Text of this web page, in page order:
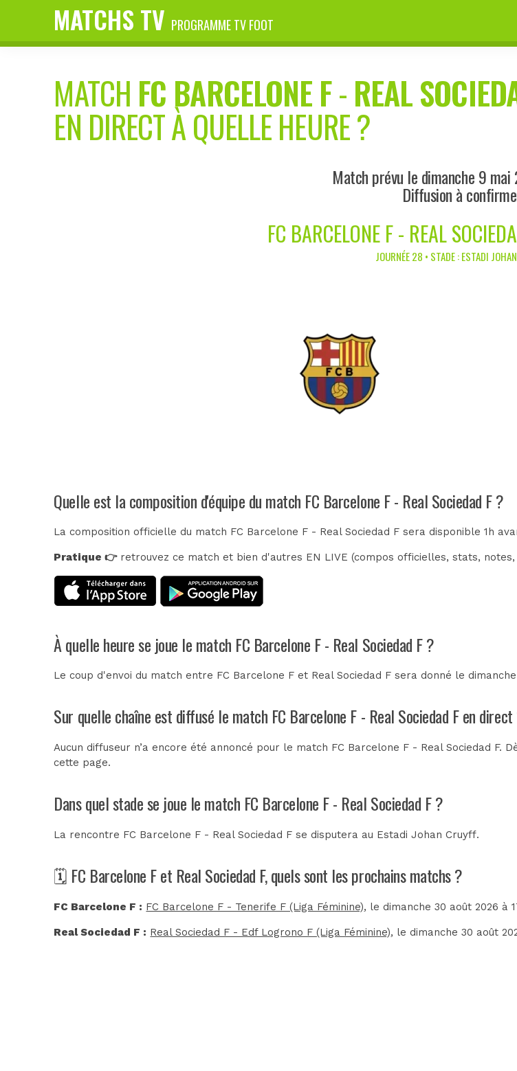
MATCHS TV PROGRAMME TV FOOT
MATCH FC BARCELONE F-REAL
EN DIRECT À QUELLE HEURE ?
Match prévu le dimanche 9 mai
Diffusion à
FC BARCELONE F - REAL
JOURNÉE 28 • STADE : ESTADI
Quelle est la composition d'équipe du match FC Barcelone F - Real Sociedad F ?
La composition officielle du match FC Barcelone F - Real Sociedad F sera disponible 1h
Pratique 👉retrouvez ce match et bien d'autres EN LIVE (compos officielles, stats, notes,
À quelle heure se joue le match FC Barcelone F - Real Sociedad F ?
Le coup d'envoi du match entre FC Barcelone F et Real Sociedad F sera donné le
Sur quelle chaîne est diffusé le match FC Barcelone F - Real Sociedad F en
Aucun diffuseur n’a encore été annoncé pour le match FC Barcelone F - Real Sociedad F.
cette page.
Dans quel stade se joue le match FC Barcelone F - Real Sociedad F ?
La rencontre FC Barcelone F - Real Sociedad F se disputera au Estadi Johan Cruyff.
🗓️ FC Barcelone F et Real Sociedad F, quels sont les prochains matchs ?
FC Barcelone F : FC Barcelone F - Tenerife F (Liga Féminine), le dimanche 30 août 2026 à
Real Sociedad F : Real Sociedad F - Edf Logrono F (Liga Féminine), le dimanche 30 août